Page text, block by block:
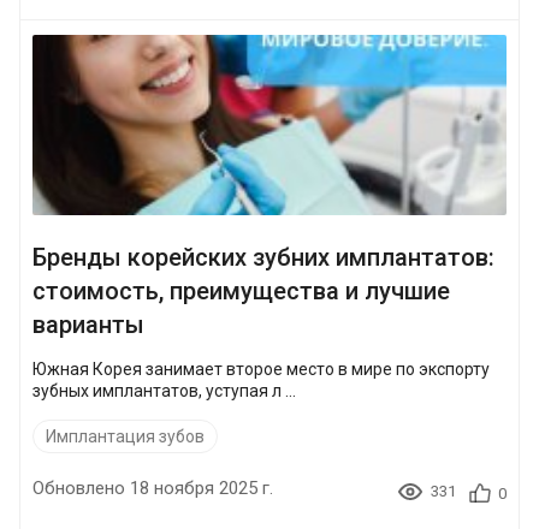
Бренды корейских зубних имплантатов:
стоимость, преимущества и лучшие
варианты
Южная Корея занимает второе место в мире по экспорту
зубных имплантатов, уступая л ...
Имплантация зубов
Обновлено 18 ноября 2025 г. 331 0